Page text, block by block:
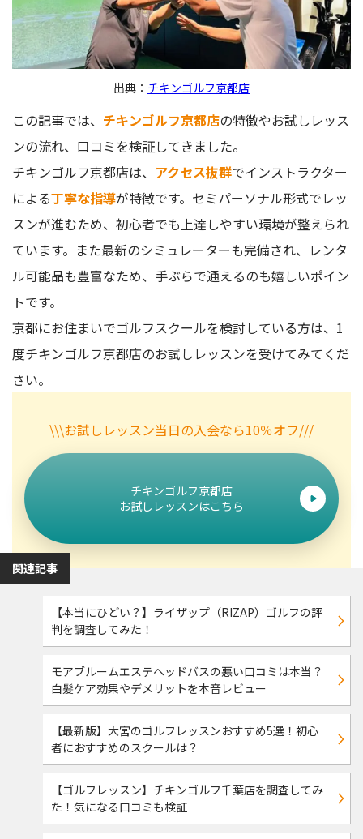
出典： チキンゴルフ京都店
この記事では、 チキンゴルフ京都店の特徴やお試しレッス
ンの流れ、口コミを検証してきました。
チキンゴルフ京都店は、 アクセス抜群でインストラクター
による丁寧な指導が特徴です。セミパーソナル形式でレッ
スンが進むため、初心者でも上達しやすい環境が整えられ
ています。また最新のシミュレーターも完備され、レンタ
ル可能品も豊富なため、手ぶらで通えるのも嬉しいポイン
トです。
京都にお住まいでゴルフスクールを検討している方は、1
度チキンゴルフ京都店のお試しレッスンを受けてみてくだ
さい。
\\\お試しレッスン当日の入会なら10％オフ///
チキンゴルフ京都店
お試しレッスンはこちら
関連記事
【本当にひどい？】ライザップ（RIZAP）ゴルフの評
判を調査してみた！
モアブルームエステヘッドバスの悪い口コミは本当？
白髪ケア効果やデメリットを本音レビュー
【最新版】大宮のゴルフレッスンおすすめ5選！初心
者におすすめのスクールは？
【ゴルフレッスン】チキンゴルフ千葉店を調査してみ
た！気になる口コミも検証